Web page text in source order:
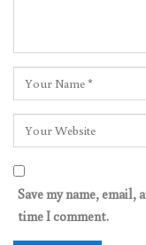
Save my name, email,
time I comment.